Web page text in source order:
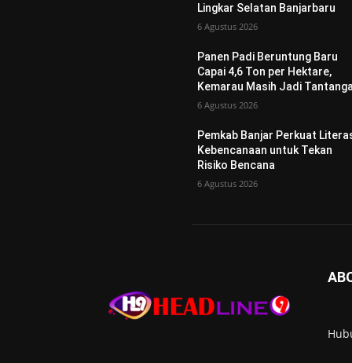
Lingkar Selatan Banjarbaru
6 Agustus 2026
Panen Padi Beruntung Baru
Capai 4,6 Ton per Hektare,
Kemarau Masih Jadi
6 Agustus 2026
Pemkab Banjar Perkuat
Kebencanaan untuk Tekan
Risiko Bencana
6 Agustus 2026